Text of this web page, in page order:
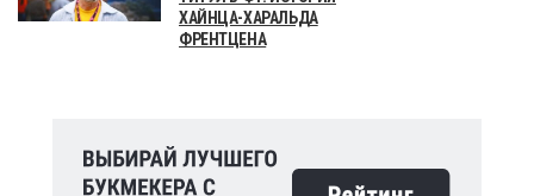
ХАЙНЦА-ХАРАЛЬДА
ФРЕНТЦЕНА